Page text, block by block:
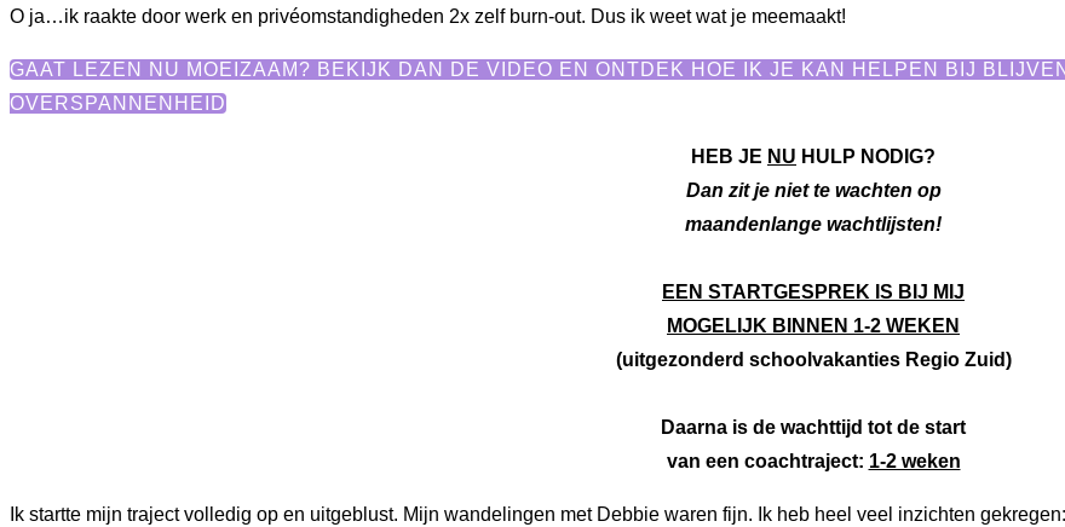
O ja…ik raakte door werk en privéomstandigheden 2x zelf burn-out. Dus ik weet wat je meemaakt!
GAAT LEZEN NU MOEIZAAM? BEKIJK DAN DE VIDEO EN ONTDEK HOE IK JE KAN HELPEN BIJ
OVERSPANNENHEID
HEB JE NU HULP NODIG?
Dan zit je niet te wachten op
maandenlange wachtlijsten!
EEN STARTGESPREK IS BIJ MIJ
MOGELIJK BINNEN 1-2 WEKEN
(uitgezonderd schoolvakanties Regio Zuid)
Daarna is de wachttijd tot de start
van een coachtraject: 1-2 weken
Ik startte mijn traject volledig op en uitgeblust. Mijn wandelingen met Debbie waren fijn. Ik heb heel veel inzichten